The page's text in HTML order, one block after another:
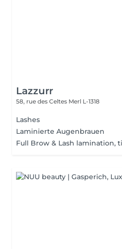
Lazzurr
58, rue des Celtes Merl L-1318
Lashes
Laminierte Augenbrauen
Full Brow & Lash lamination,